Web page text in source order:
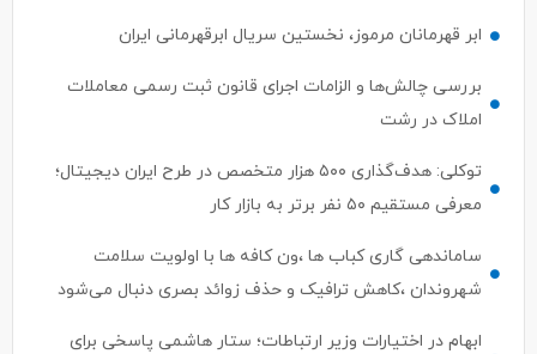
ابر قهرمانان مرموز، نخستین سریال ابرقهرمانی ایران
بررسی چالش‌ها و الزامات اجرای قانون ثبت رسمی معاملات
املاک در رشت
توکلی: هدف‌گذاری ۵۰۰ هزار متخصص در طرح ایران دیجیتال؛
معرفی مستقیم ۵۰ نفر برتر به بازار کار
ساماندهی گاری کباب ها ،ون کافه ها با اولویت سلامت
شهروندان ،کاهش ترافیک و حذف زوائد بصری دنبال می‌شود
ابهام در اختیارات وزیر ارتباطات؛ ستار هاشمی پاسخی برای